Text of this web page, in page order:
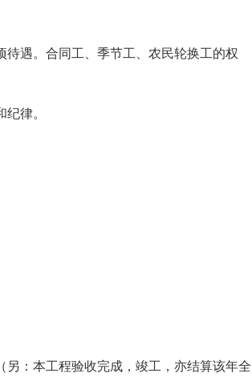
遇。合同工、季节工、农民轮换工的权
律。
：本工程验收完成，竣工，亦结算该年全